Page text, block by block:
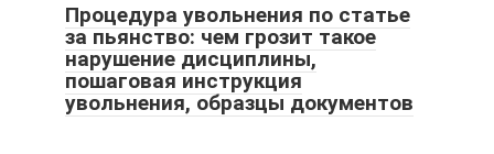
Процедура увольнения по статье
за пьянство: чем грозит такое
нарушение дисциплины,
пошаговая инструкция
увольнения, образцы документов